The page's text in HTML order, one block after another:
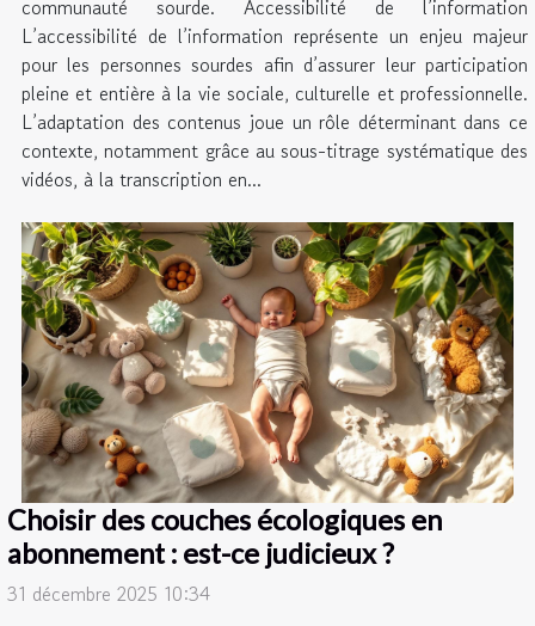
communauté sourde. Accessibilité de l’information
L’accessibilité de l’information représente un enjeu majeur
pour les personnes sourdes afin d’assurer leur participation
pleine et entière à la vie sociale, culturelle et professionnelle.
L’adaptation des contenus joue un rôle déterminant dans ce
contexte, notamment grâce au sous-titrage systématique des
vidéos, à la transcription en...
Choisir des couches écologiques en
abonnement : est-ce judicieux ?
31 décembre 2025 10:34